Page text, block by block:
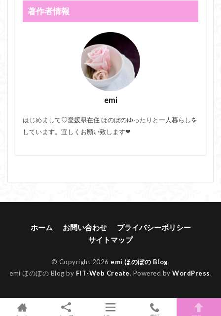
著作者情報
emi
はじめまして♡愛媛県在住 ほのぼのゆったりと一人暮らしを
しています。宜しくお願い致します❤︎
ホーム お問い合わせ
プライバシーポリシー
サイトマップ
© Copyright 2026 emi ほのぼの Blog.
emi ほのぼの Blog by FIT-Web Create. Powered by WordPress.